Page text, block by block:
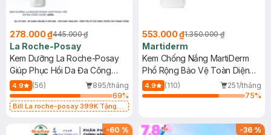
278.000 ₫445.000 ₫
La Roche-Posay
Kem Dưỡng La Roche-Posay
Giúp Phục Hồi Da Đa Công
Dụng 40ml
4.9 (56)
895/tháng
69%
Bill La roche-posay 399K Tặng
(SL có hạn)
553.000 ₫1.350.000 ₫
Martiderm
Kem Chống Nắng MartiDerm
Phổ Rộng Bảo Vệ Toàn Diện
40ml
4.9 (110)
251/tháng
75%
-60 % -36%